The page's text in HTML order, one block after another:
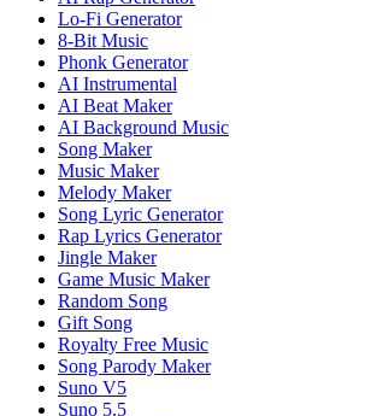
Lo-Fi Generator
8-Bit Music
Phonk Generator
AI Instrumental
AI Beat Maker
AI Background Music
Song Maker
Music Maker
Melody Maker
Song Lyric Generator
Rap Lyrics Generator
Jingle Maker
Game Music Maker
Random Song
Gift Song
Royalty Free Music
Song Parody Maker
Suno V5
Suno 5.5